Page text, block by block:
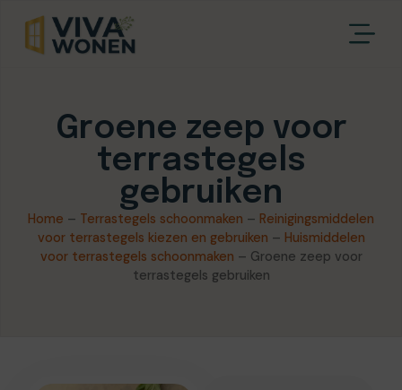
Groene zeep voor
terrastegels
gebruiken
Home – Terrastegels schoonmaken – Reinigingsmiddelen
voor terrastegels kiezen en gebruiken – Huismiddelen
voor terrastegels schoonmaken – Groene zeep voor
terrastegels gebruiken